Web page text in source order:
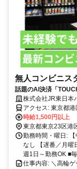
無人コンビニス
話題のAI決済「
装・髪型・ネイル自由
株式会社JR東日本
アクセス:
時給1,500円以上
東京都東京23区港
勤務時間・曜日:
なし 【遅番／月
週1日～勤務OK ■
仕事内容: ＼高輪